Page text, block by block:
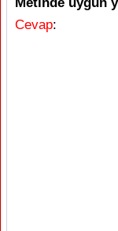
Metinde uygun
Cevap: